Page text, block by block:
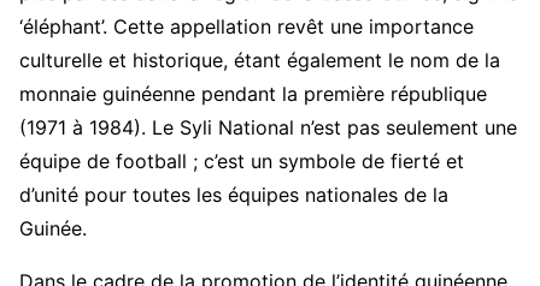
‘éléphant’. Cette appellation revêt une importance
culturelle et historique, étant également le nom de la
monnaie guinéenne pendant la première république
(1971 à 1984). Le Syli National n’est pas seulement une
équipe de football ; c’est un symbole de fierté et
d’unité pour toutes les équipes nationales de la
Guinée.
Dans le cadre de la promotion de l’identité guinéenne